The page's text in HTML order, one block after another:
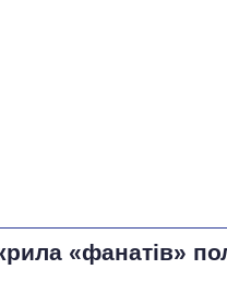
«фанатів»